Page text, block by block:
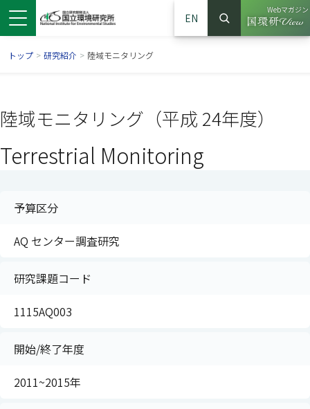
ドウで開きます）
ンドウで開きます）
ウインドウで開きます）
EN
サイト内検索
検索
Webマガジン
（別ウイ
トップ > 研究紹介 > 陸域モニタリング
陸域モニタリング（平成 24年度）
Terrestrial Monitoring
予算区分
AQ センター調査研究
研究課題コード
1115AQ003
開始/終了年度
2011~2015年